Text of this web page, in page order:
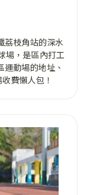
荔枝角站的深水
場，是區內打工
動場的地址、
費懶人包！